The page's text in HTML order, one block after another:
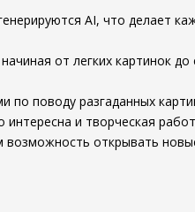
AI, что делает
от легких картинок до
поводу разгаданных
и творческая
возможность открывать